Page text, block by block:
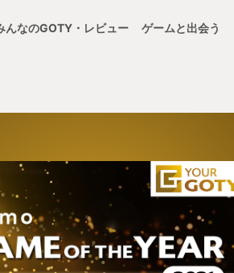
んなのGOTY・レビュー ゲームと出会う